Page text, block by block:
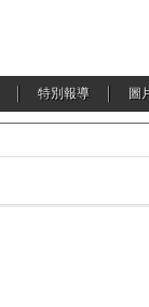
特別報導 圖